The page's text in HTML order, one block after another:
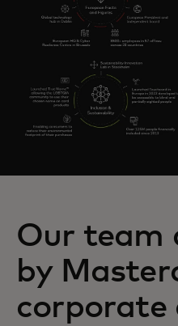
Our team
by
corporate